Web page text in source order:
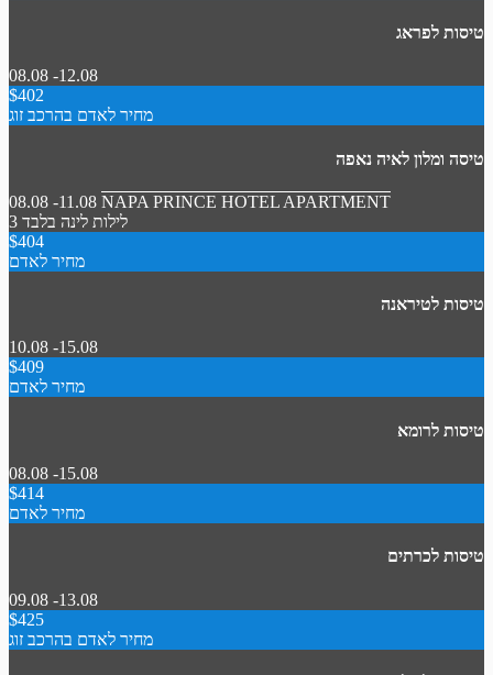
טיסות לפראג
08.08 -12.08
$402
מחיר לאדם בהרכב זוג
טיסה ומלון לאיה נאפה
08.08 -11.08 NAPA PRINCE HOTEL APARTMENT
3 לילות לינה בלבד
$404
מחיר לאדם
טיסות לטיראנה
10.08 -15.08
$409
מחיר לאדם
טיסות לרומא
08.08 -15.08
$414
מחיר לאדם
טיסות לכרתים
09.08 -13.08
$425
מחיר לאדם בהרכב זוג